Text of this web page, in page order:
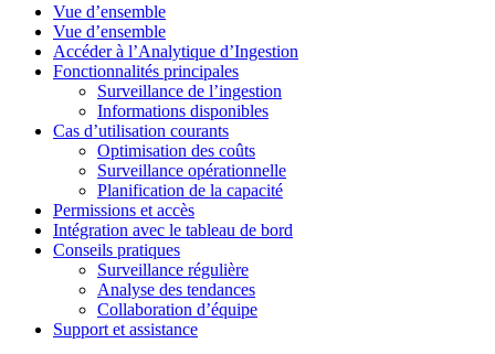
Vue d’ensemble
Vue d’ensemble
Accéder à l’Analytique d’Ingestion
Fonctionnalités principales
Surveillance de l’ingestion
Informations disponibles
Cas d’utilisation courants
Optimisation des coûts
Surveillance opérationnelle
Planification de la capacité
Permissions et accès
Intégration avec le tableau de bord
Conseils pratiques
Surveillance régulière
Analyse des tendances
Collaboration d’équipe
Support et assistance